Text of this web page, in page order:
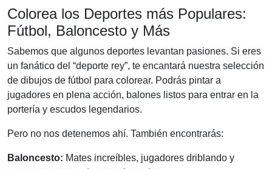
Colorea los Deportes más Populares:
Fútbol, Baloncesto y Más
Sabemos que algunos deportes levantan pasiones. Si eres
un fanático del “deporte rey”, te encantará nuestra selección
de dibujos de fútbol para colorear. Podrás pintar a
jugadores en plena acción, balones listos para entrar en la
portería y escudos legendarios.
Pero no nos detenemos ahí. También encontrarás:
Baloncesto: Mates increíbles, jugadores driblando y